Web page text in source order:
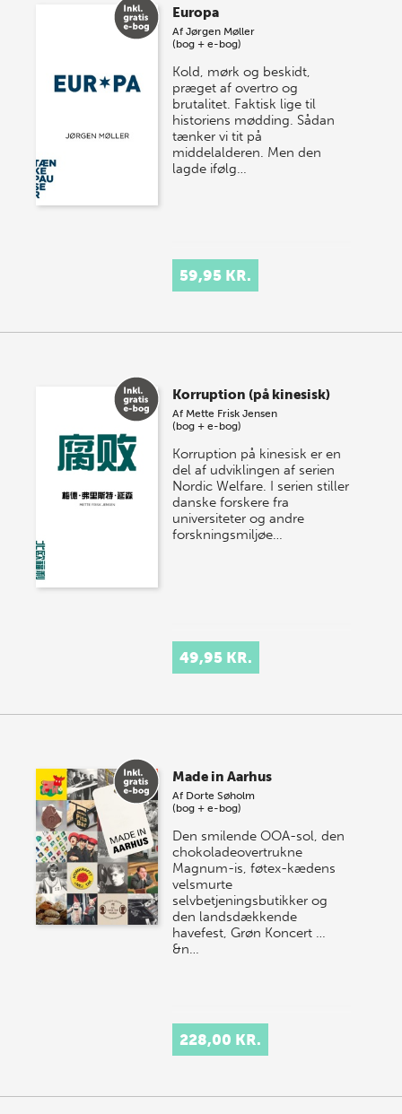
Europa
AfJørgen Møller
(bog + e-bog)
Kold, mørk og beskidt,
præget af overtro og
brutalitet. Faktisk lige til
historiens mødding. Sådan
tænker vi tit på
middelalderen. Men den
lagde ifølg…
59,95 KR.
Korruption (på kinesisk)
Af Mette Frisk Jensen
(bog + e-bog)
Korruption på kinesisk er en
del af udviklingen af serien
Nordic Welfare. I serien stiller
danske forskere fra
universiteter og andre
forskningsmiljøe…
49,95 KR.
Made in Aarhus
Af Dorte Søholm
(bog + e-bog)
Den smilende OOA-sol, den
chokoladeovertrukne
Magnum-is, føtex-kædens
velsmurte
selvbetjeningsbutikker og
den landsdækkende
havefest, Grøn Koncert …
&n…
228,00 KR.